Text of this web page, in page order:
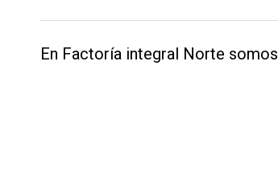
En Factoría integral Norte